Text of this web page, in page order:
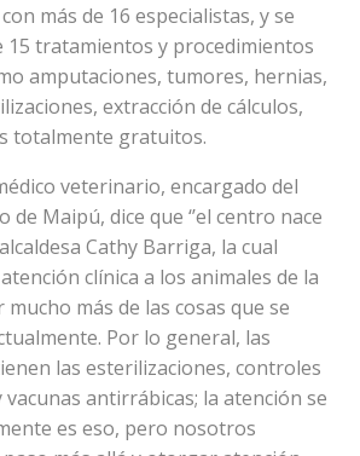
más de 16 especialistas, y se
15 tratamientos y procedimientos
amputaciones, tumores, hernias,
extracción de cálculos,
totalmente gratuitos.
veterinario, encargado del
Maipú, dice que ‘’el centro nace
Cathy Barriga, la cual
clínica a los animales de la
más de las cosas que se
Por lo general, las
las esterilizaciones, controles
antirrábicas; la atención se
es eso, pero nosotros